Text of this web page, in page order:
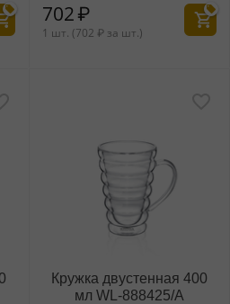
702₽
1 шт. (702 ₽ за шт.)
Кружка двустенная 400
мл WL‑888425/A